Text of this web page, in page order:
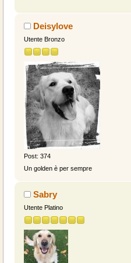
Deisylove
Utente Bronzo
Post: 374
Un golden è per sempre
Sabry
Utente Platino